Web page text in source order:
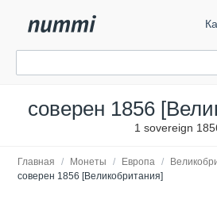
соверен 1856
1 sovereign
Главная / Монеты / Европа /
соверен 1856 [Великобритания]